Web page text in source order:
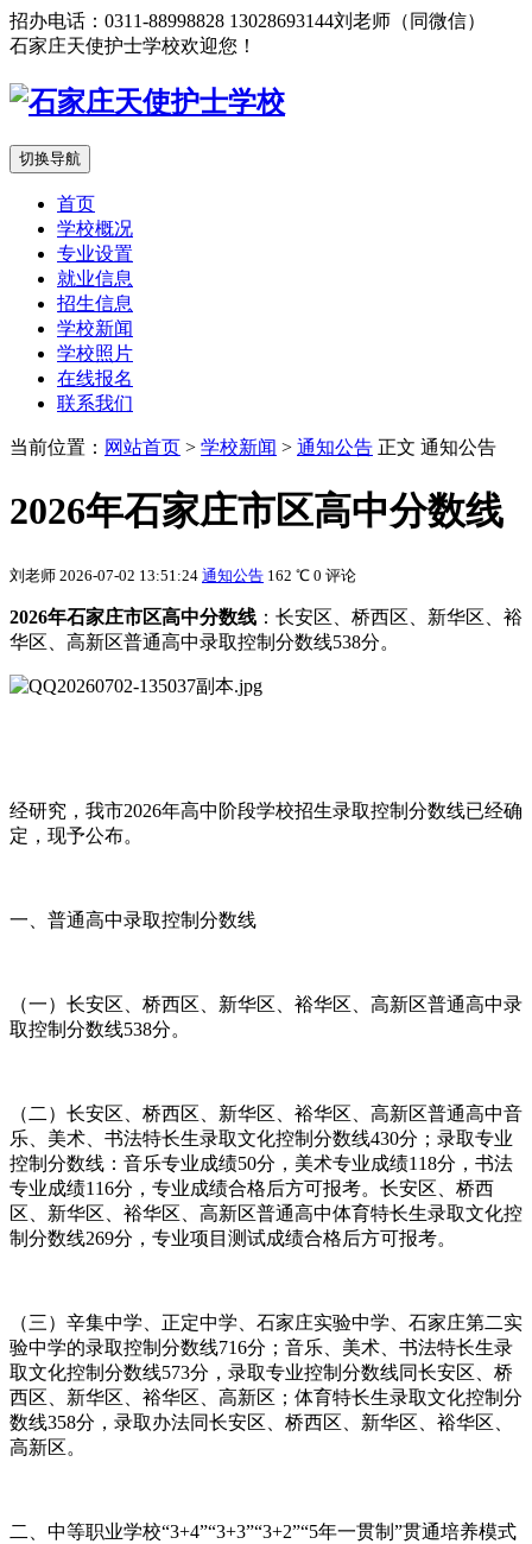
招办电话：0311-88998828 13028693144刘老师（同微信）
石家庄天使护士学校欢迎您！
切换导航
首页
学校概况
专业设置
就业信息
招生信息
学校新闻
学校照片
在线报名
联系我们
当前位置： 网站首页 > 学校新闻 > 通知公告 正文 通知公告
2026年石家庄市区高中分数线
刘老师 2026-07-02 13:51:24 通知公告 162 ℃ 0 评论
2026年石家庄市区高中分数线 ：长安区、桥西区、新华区、裕
华区、高新区普通高中录取控制分数线538分。
经研究，我市2026年高中阶段学校招生录取控制分数线已经确
定，现予公布。
一、普通高中录取控制分数线
（一）长安区、桥西区、新华区、裕华区、高新区普通高中录
取控制分数线538分。
（二）长安区、桥西区、新华区、裕华区、高新区普通高中音
乐、美术、书法特长生录取文化控制分数线430分；录取专业
控制分数线：音乐专业成绩50分，美术专业成绩118分，书法
专业成绩116分，专业成绩合格后方可报考。长安区、桥西
区、新华区、裕华区、高新区普通高中体育特长生录取文化控
制分数线269分，专业项目测试成绩合格后方可报考。
（三）辛集中学、正定中学、石家庄实验中学、石家庄第二实
验中学的录取控制分数线716分；音乐、美术、书法特长生录
取文化控制分数线573分，录取专业控制分数线同长安区、桥
西区、新华区、裕华区、高新区；体育特长生录取文化控制分
数线358分，录取办法同长安区、桥西区、新华区、裕华区、
高新区。
二、中等职业学校“3+4”“3+3”“3+2”“5年一贯制”贯通培养模式